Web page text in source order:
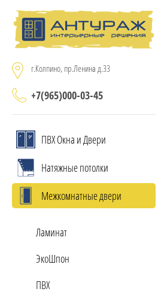
г.Колпино, пр.Ленина д.33
+7(965)000-03-45
ПВХ Окна и Двери
Натяжные потолки
Межкомнатные двери
Ламинат
ЭкоШпон
ПВХ